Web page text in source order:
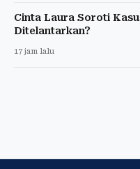
Cinta Laura Soroti
Ditelantarkan?
17 jam lalu